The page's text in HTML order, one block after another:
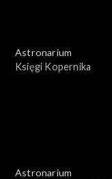
Astronarium
Księgi Kopernika
Astronarium